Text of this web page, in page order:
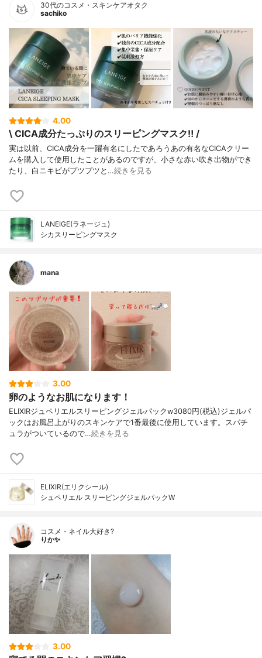
30代のコスメ・スキンケアオタク
sachiko
4.00
\ CICA成分たっぷりのスリーピングマスク‼︎ /
実は以前、CICA成分を一躍有名にしたであろうあの有名なCICAクリー
ムを購入して使用したことがあるのですが、小さな赤い吹き出物ができ
たり、白ニキビがプツプツと…続きを見る
LANEIGE(ラネージュ)
シカスリーピングマスク
mana
3.00
卵のようなお肌になります！
ELIXIRジュペリエルスリーピングジェルパックw3080円(税込)ジェルパ
ックはお風呂上がりのスキンケアで1番最後に使用しています。スパチ
ュラがついているので…続きを見る
ELIXIR(エリクシール)
シュペリエル スリーピングジェルパックW
コスメ・ネイル大好き?
りか✨
3.00